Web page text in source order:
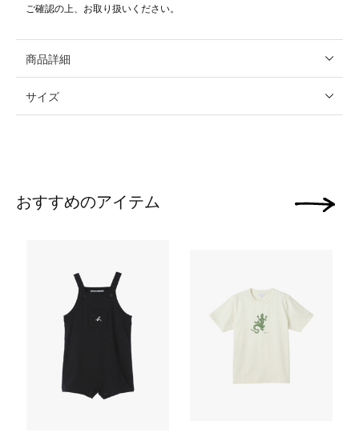
ご確認の上、お取り扱いください。
商品詳細
サイズ
おすすめのアイテム 次の画像